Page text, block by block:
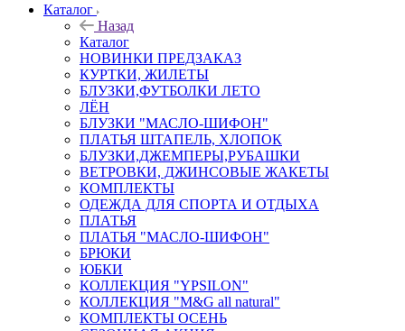
Каталог
Назад
Каталог
НОВИНКИ ПРЕДЗАКАЗ
КУРТКИ, ЖИЛЕТЫ
БЛУЗКИ,ФУТБОЛКИ ЛЕТО
ЛЁН
БЛУЗКИ "МАСЛО-ШИФОН"
ПЛАТЬЯ ШТАПЕЛЬ, ХЛОПОК
БЛУЗКИ,ДЖЕМПЕРЫ,РУБАШКИ
ВЕТРОВКИ, ДЖИНСОВЫЕ ЖАКЕТЫ
КОМПЛЕКТЫ
ОДЕЖДА ДЛЯ СПОРТА И ОТДЫХА
ПЛАТЬЯ
ПЛАТЬЯ "МАСЛО-ШИФОН"
БРЮКИ
ЮБКИ
КОЛЛЕКЦИЯ "YPSILON"
КОЛЛЕКЦИЯ "M&G all natural"
КОМПЛЕКТЫ ОСЕНЬ